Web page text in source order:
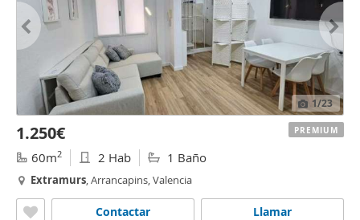
1/23
1.250€
60m2 2 Hab 1 Baño
Extramurs, Arrancapins, Valencia
Llamar
Contactar
PREMIUM